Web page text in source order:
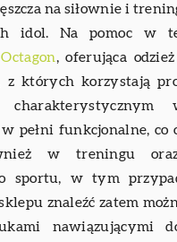
na siłownie i
idol. Na pomoc w
Octagon, oferująca
z których korzystają
pełni funkcjonalne, co
w treningu oraz
sportu, w tym
znaleźć zatem
nawiązującymi